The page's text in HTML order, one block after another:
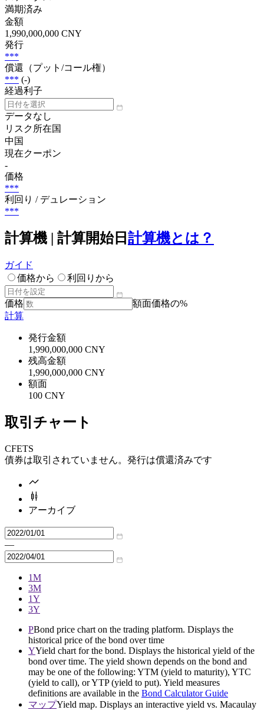
満期済み
金額
1,990,000,000 CNY
発行
***
償還（プット/コール権）
*** (-)
経過利子
データなし
リスク所在国
中国
現在クーポン
-
価格
***
利回り / デュレーション
***
計算機 | 計算開始日 計算機とは？
ガイド
価格から
利回りから
価格
額面価格の%
計算
発行金額
1,990,000,000 CNY
残高金額
1,990,000,000 CNY
額面
100 CNY
取引チャート
CFETS
債券は取引されていません。発行は償還済みです
アーカイブ
—
1M
3M
1Y
3Y
PBond price chart on the trading platform. Displays the
historical price of the bond over time
YYield chart for the bond. Displays the historical yield of the
bond over time. The yield shown depends on the bond and
may be one of the following: YTM (yield to maturity), YTC
(yield to call), or YTP (yield to put). Yield measures
definitions are available in the Bond Calculator Guide
マップYield map. Displays an interactive yield vs. Macaulay